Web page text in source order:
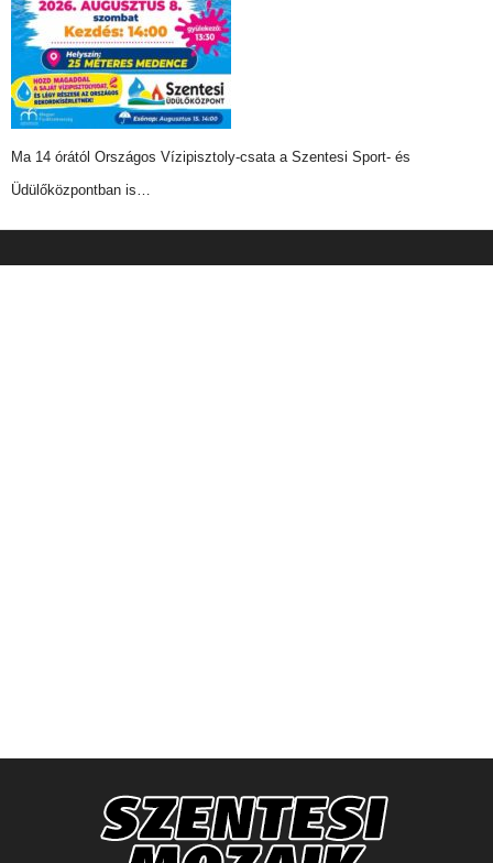
Ma 14 órától Országos Vízipisztoly-csata a Szentesi Sport- és
Üdülőközpontban is…